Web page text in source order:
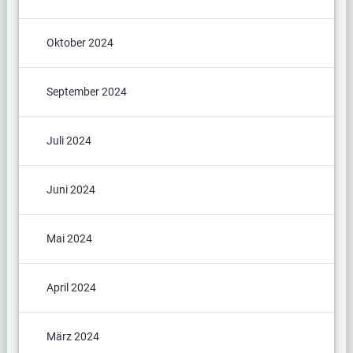
Oktober 2024
September 2024
Juli 2024
Juni 2024
Mai 2024
April 2024
März 2024